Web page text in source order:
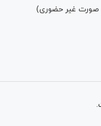
صورت غیر حضوری)